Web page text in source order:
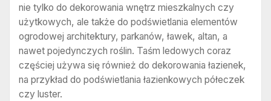
nie tylko do dekorowania wnętrz mieszkalnych czy
użytkowych, ale także do podświetlania elementów
ogrodowej architektury, parkanów, ławek, altan, a
nawet pojedynczych roślin. Taśm ledowych coraz
częściej używa się również do dekorowania łazienek,
na przykład do podświetlania łazienkowych półeczek
czy luster.